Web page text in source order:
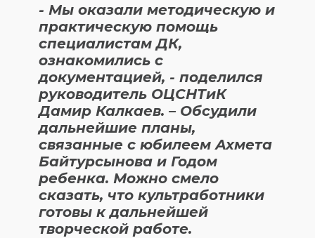
- Мы оказали методическую и
практическую помощь
специалистам ДК,
ознакомились с
документацией, - поделился
руководитель ОЦСНТиК
Дамир Калкаев. – Обсудили
дальнейшие планы,
связанные с юбилеем Ахмета
Байтурсынова и Годом
ребенка. Можно смело
сказать, что культработники
готовы к дальнейшей
творческой работе.